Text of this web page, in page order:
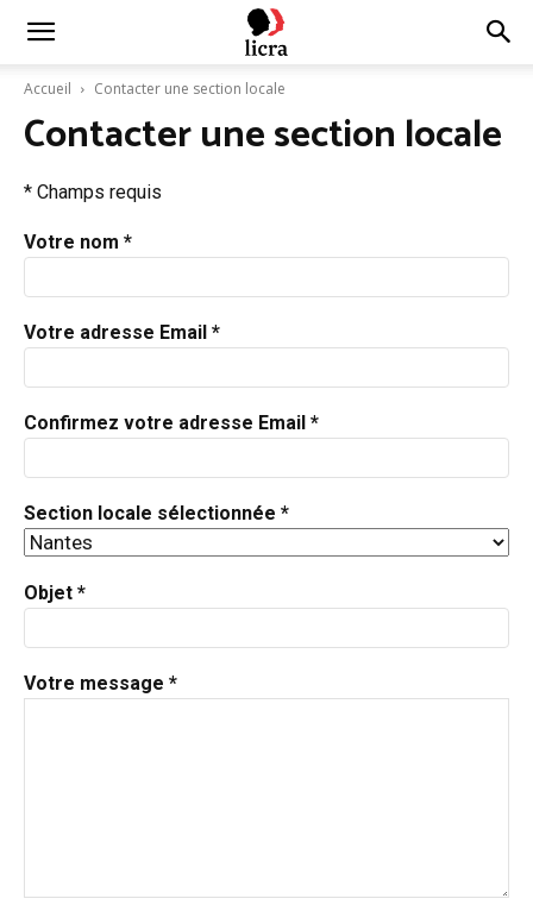
Licra
Antiraciste
depuis
1927
Accueil Contacter une section locale
Contacter une section locale
* Champs requis
Votre nom *
Votre adresse Email *
Confirmez votre adresse Email *
Section locale sélectionnée *
Objet *
Votre message *